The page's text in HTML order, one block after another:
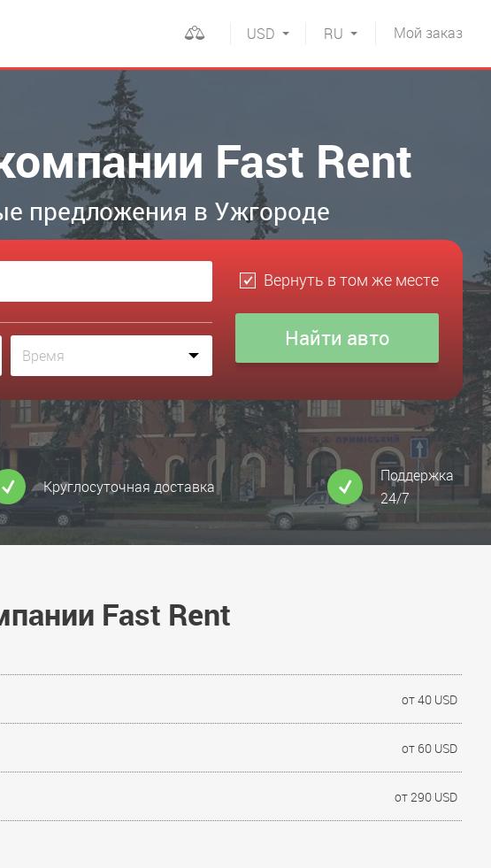
Мой заказ
RU
USD
Fast Rent
предложения в Ужгороде
Вернуть в том же месте
Круглосуточная доставка
Поддержка
24/7
Fast Rent
от 40 USD
от 60 USD
от 290 USD